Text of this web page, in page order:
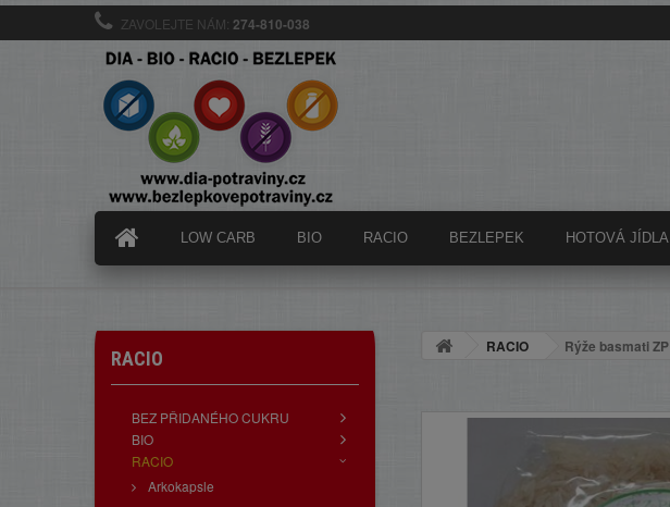
ZAVOLEJTE NÁM: 274-810-038
LOW CARB BIO RACIO BEZLEPEK HOTOVÁ JÍDLA
RACIO
BEZ PŘIDANÉHO CUKRU
BIO
RACIO
Arkokapsle
RACIO Rýže basmati ZP